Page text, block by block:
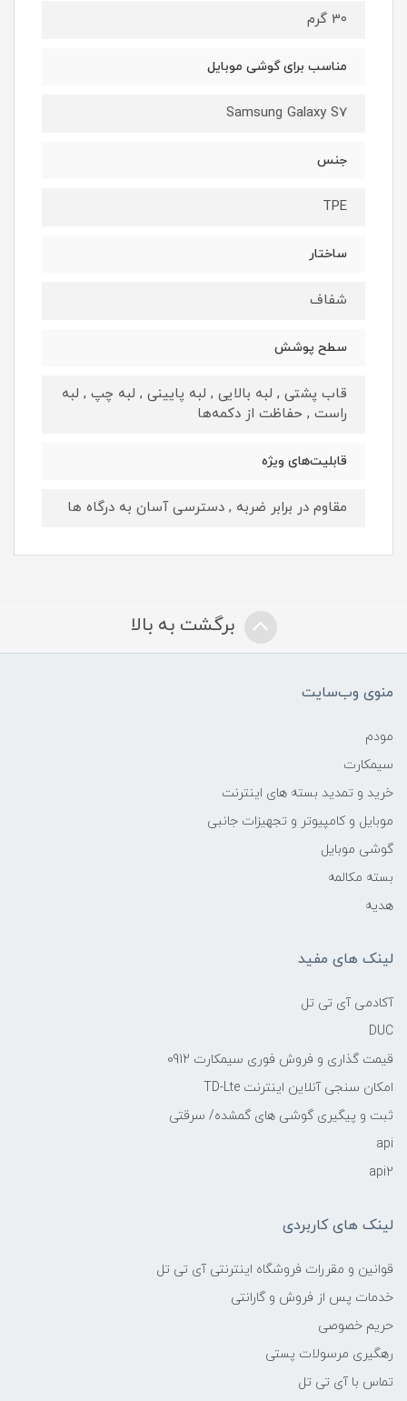
30 گرم
مناسب برای گوشی موبایل
Samsung Galaxy S7
جنس
TPE
ساختار
شفاف
سطح پوشش
قاب پشتی , لبه بالایی , لبه پایینی , لبه چپ , لبه
راست , حفاظت از دکمه‌ها
قابلیت‌های ویژه
مقاوم در برابر ضربه , دسترسی آسان به درگاه ها
برگشت به بالا
منوی وب‌سایت
مودم
سیمکارت
خرید و تمدید بسته های اینترنت
موبایل و کامپیوتر و تجهیزات جانبی
گوشی موبایل
بسته مکالمه
هدیه
لینک های مفید
آکادمی آی تی تل
DUC
قیمت گذاری و فروش فوری سیمکارت 0912
امکان سنجی آنلاین اینترنت TD-Lte
ثبت و پیگیری گوشی های گمشده/ سرقتی
api
api2
لینک های کاربردی
قوانین و مقررات فروشگاه اینترنتی آی تی تل
خدمات پس از فروش و گارانتی
حریم خصوصی
رهگیری مرسولات پستی
تماس با آی تی تل